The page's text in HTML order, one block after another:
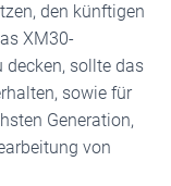
den künftigen
XM30-
decken, sollte das
sowie für
Generation,
von